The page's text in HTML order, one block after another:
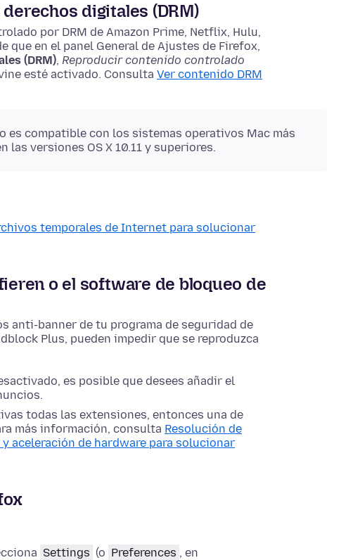
digitales (DRM)
por DRM de Amazon Prime, Netflix, Hulu,
que en el panel General de Ajustes de Firefox,
(DRM), Reproducir contenido controlado
esté activado. Consulta Ver contenido DRM
es compatible con los sistemas operativos Mac más
las versiones OS X 10.11 y superiores.
temporales de Internet para solucionar
o el software de bloqueo de
anti-banner de tu programa de seguridad de
Plus, pueden impedir que se reproduzca
es posible que desees añadir el
todas las extensiones, entonces una de
más información, consulta Resolución de
aceleración de hardware para solucionar
Settings (o Preferences , en